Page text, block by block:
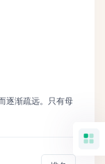
逐渐疏远。只有母